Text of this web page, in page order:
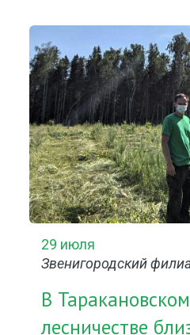
29 июля
Звенигородский
В
лесничестве